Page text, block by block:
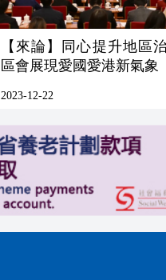
【來論】同心提升地區
區會展現愛國愛港新氣象
2023-12-22